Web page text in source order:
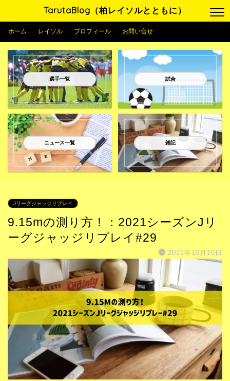
TarutaBlog（柏レイソルとともに）
ホーム レイソル プロフィール お問い合せ
選手一覧 試合
ニュース一覧 雑記
Jリーグジャッジリプレイ
9.15mの測り方！：2021シーズンJリ
ーグジャッジリプレイ#29
2021年10月10日